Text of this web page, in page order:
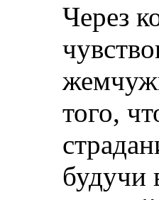
Через
того,
будучи